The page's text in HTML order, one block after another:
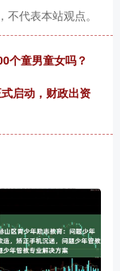
代表本站观点。
个童男童女吗？
启动，财政出资